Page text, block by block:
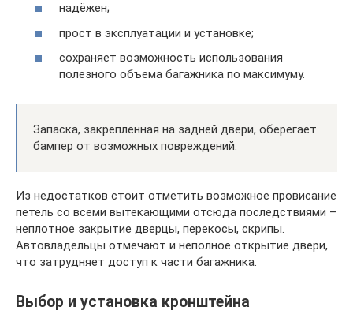
надёжен;
прост в эксплуатации и установке;
сохраняет возможность использования
полезного объема багажника по максимуму.
Запаска, закрепленная на задней двери, оберегает
бампер от возможных повреждений.
Из недостатков стоит отметить возможное провисание
петель со всеми вытекающими отсюда последствиями –
неплотное закрытие дверцы, перекосы, скрипы.
Автовладельцы отмечают и неполное открытие двери,
что затрудняет доступ к части багажника.
Выбор и установка кронштейна